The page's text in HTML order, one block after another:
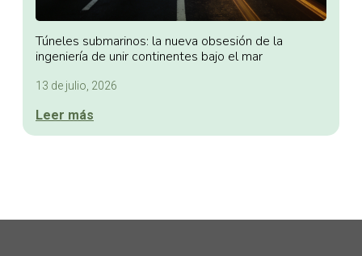
Túneles submarinos: la nueva obsesión de la
ingeniería de unir continentes bajo el mar
13 de julio, 2026
Leer más